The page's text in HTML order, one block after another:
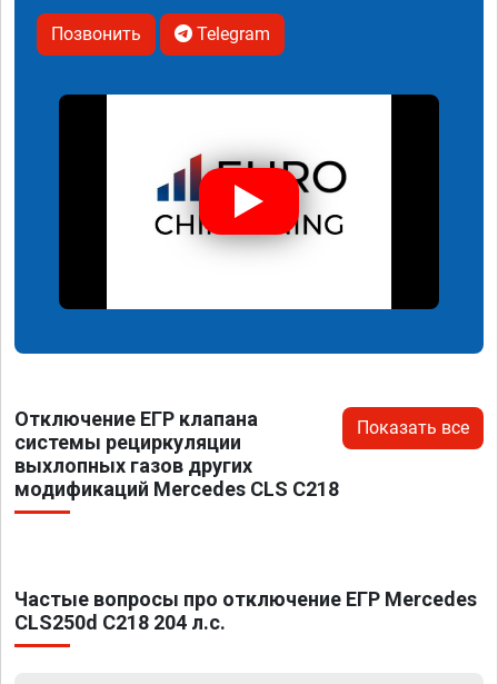
Позвонить Telegram
Отключение ЕГР клапана
системы рециркуляции
выхлопных газов других
модификаций Mercedes CLS C218
Показать все
Частые вопросы про отключение ЕГР Mercedes
CLS250d C218 204 л.с.